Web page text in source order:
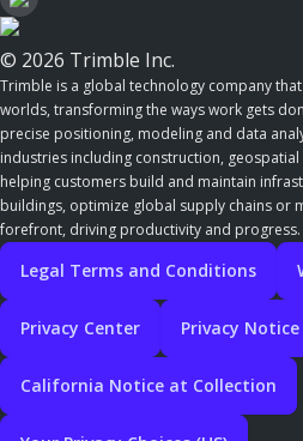
© 2026 Trimble Inc.
Trimble is a global technology company
worlds, transforming the ways work gets
precise positioning, modeling and data
industries including construction,
helping customers build and maintain
buildings, optimize global supply chains or
forefront, driving productivity and progress.
Legal Terms and Conditions
Privacy Center Privacy Notice
California Notice at Collection